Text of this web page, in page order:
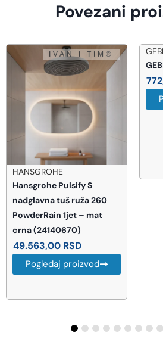
Povezani
HANSGROHE
Hansgrohe Pulsify S
nadglavna tuš ruža 260
PowderRain 1jet – mat
crna (24140670)
49.563,00 RSD
Pogledaj proizvod